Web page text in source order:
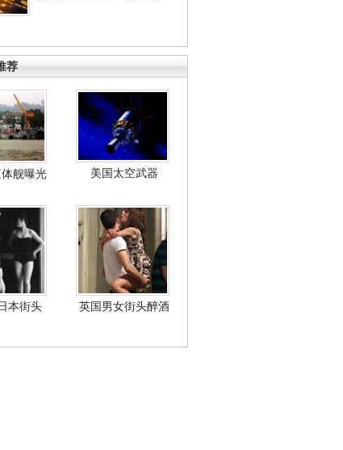
荐
舰曝光 美国太空武器
本街头 英国男女街头醉酒